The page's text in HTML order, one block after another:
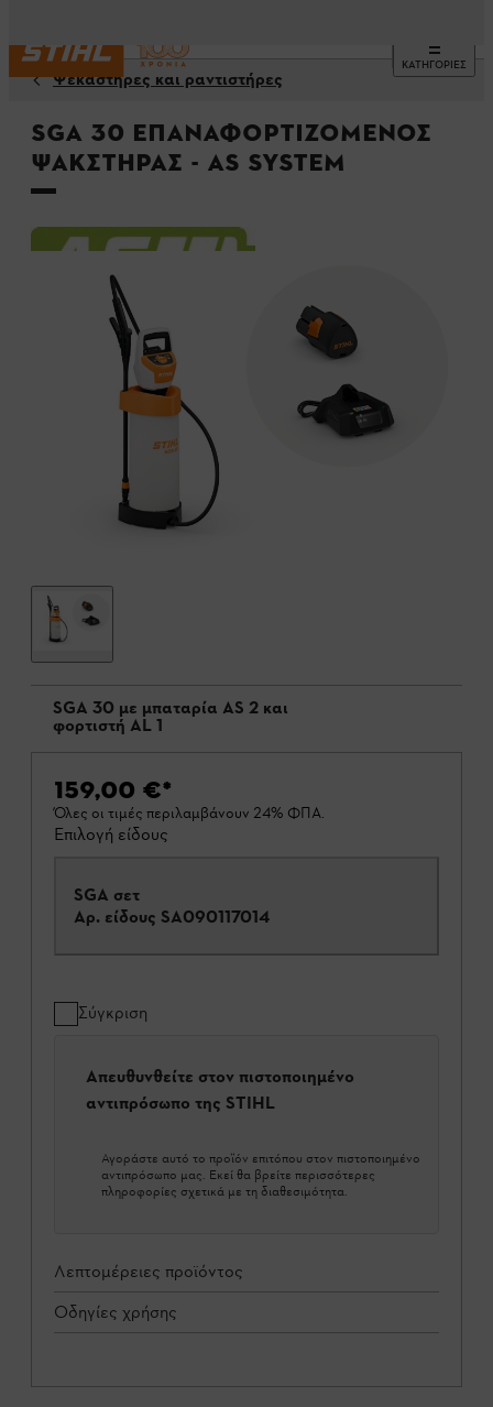
ΚΑΤΗΓΟΡΙΕΣ
Ψεκαστήρες και ραντιστήρες
SGA 30 Επαναφορτιζόμενος
ψακστήρας - AS System
SGA 30 με μπαταρία AS 2 και
φορτιστή AL 1
159,00 €*
Όλες οι τιμές περιλαμβάνουν 24% ΦΠΑ.
Επιλογή είδους
SGA σετ
Αρ. είδους SA090117014
Σύγκριση
Απευθυνθείτε στον πιστοποιημένο
αντιπρόσωπο της STIHL
Αγοράστε αυτό το προϊόν επιτόπου στον πιστοποιημένο
αντιπρόσωπο μας. Εκεί θα βρείτε περισσότερες
πληροφορίες σχετικά με τη διαθεσιμότητα.
Λεπτομέρειες προϊόντος
Οδηγίες χρήσης